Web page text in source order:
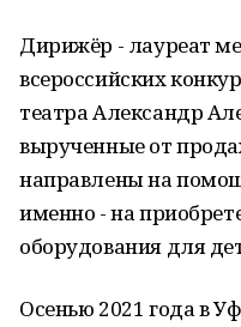
Дирижёр - лауреат
всероссийских
театра Александр
вырученные от
направлены на
именно - на
оборудования для
Осенью 2021 года в